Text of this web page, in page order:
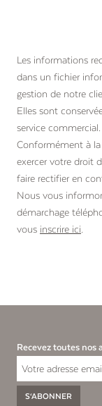
Les informations
dans un fichier
gestion de notre
Elles sont
service commercial.
Conformément à
exercer votre droit
faire rectifier en
Nous vous
démarchage
vous inscrire ici
Recevez toutes nos
S‘ABONNER